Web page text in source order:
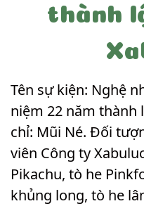
thành
Tên sự kiện: Nghệ
niệm 22 năm thành
chỉ: Mũi Né. Đối
viên Công ty
Pikachu, tò he
khủng long, tò he